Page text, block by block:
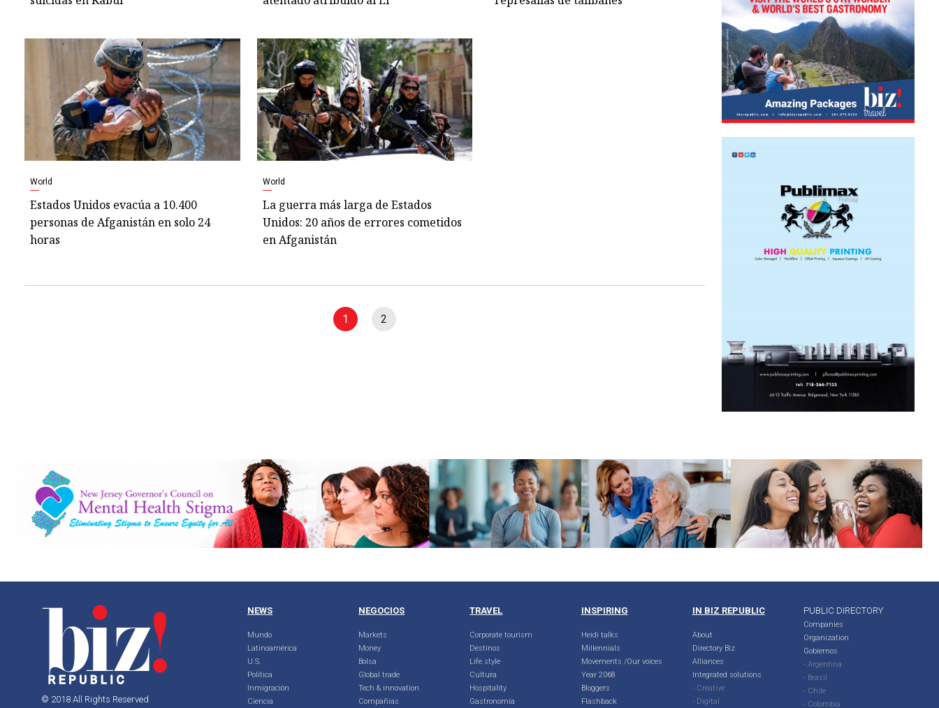
World
Estados Unidos evacúa a 10.400
personas de Afganistán en solo 24
horas
World
La guerra más larga de Estados
Unidos: 20 años de errores cometidos
en Afganistán
1 2
© 2018 All Rights Reserved
NEWS
Mundo
Latinoamérica
U.S.
Política
Inmigración
Ciencia
NEGOCIOS
Markets
Money
Bolsa
Global trade
Tech & innovation
Compañias
TRAVEL
Corporate tourism
Destinos
Life style
Cultura
Hospitality
Gastronomía
INSPIRING
Heidi talks
Millennials
Movements /Our voices
Year 2068
Bloggers
Flashback
IN BIZ REPUBLIC
About
Directory Biz
Alliances
Integrated solutions
- Creative
- Digital
PUBLIC DIRECTORY
Companies
Organization
Gobiernos
- Argentina
- Brasil
- Chile
- Colombia